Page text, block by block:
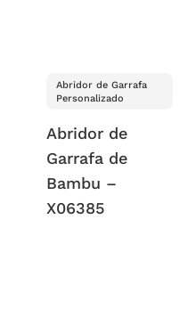
Abridor de Garrafa
Personalizado
Abridor de
Garrafa de
Bambu –
X06385